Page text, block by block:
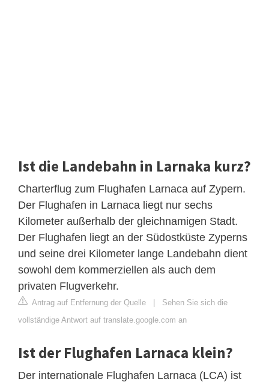
Ist die Landebahn in Larnaka kurz?
Charterflug zum Flughafen Larnaca auf Zypern.
Der Flughafen in Larnaca liegt nur sechs
Kilometer außerhalb der gleichnamigen Stadt.
Der Flughafen liegt an der Südostküste Zyperns
und seine drei Kilometer lange Landebahn dient
sowohl dem kommerziellen als auch dem
privaten Flugverkehr.
Antrag auf Entfernung der Quelle | Sehen Sie sich die
vollständige Antwort auf translate.google.com an
Ist der Flughafen Larnaca klein?
Der internationale Flughafen Larnaca (LCA) ist